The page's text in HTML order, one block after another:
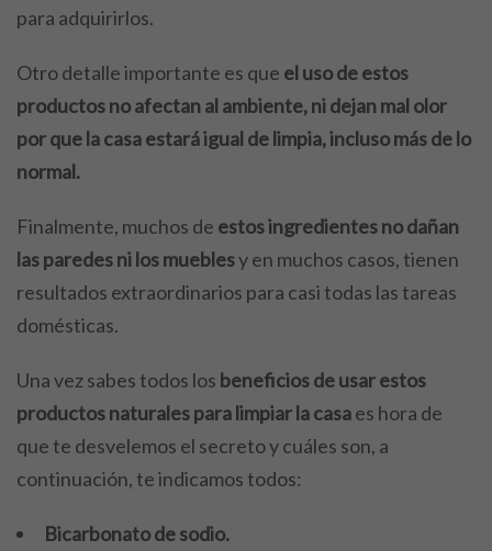
para adquirirlos.
Otro detalle importante es que el uso de estos
productos no afectan al ambiente, ni dejan mal olor
por que la casa estará igual de limpia, incluso más de lo
normal.
Finalmente, muchos de estos ingredientes no dañan
las paredes ni los mueblesy en muchos casos, tienen
resultados extraordinarios para casi todas las tareas
domésticas.
Una vez sabes todos los beneficios de usar estos
productos naturales para limpiar la casaes hora de
que te desvelemos el secreto y cuáles son, a
continuación, te indicamos todos:
Bicarbonato de sodio.